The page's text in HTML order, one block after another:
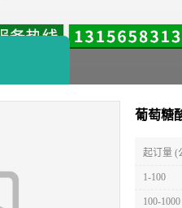
葡萄糖
起订量 (
1-100
100-1000